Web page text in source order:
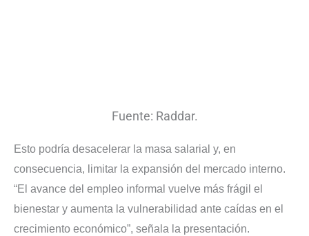
Fuente: Raddar.
Esto podría desacelerar la masa salarial y, en
consecuencia, limitar la expansión del mercado interno.
“El avance del empleo informal vuelve más frágil el
bienestar y aumenta la vulnerabilidad ante caídas en el
crecimiento económico”, señala la presentación.